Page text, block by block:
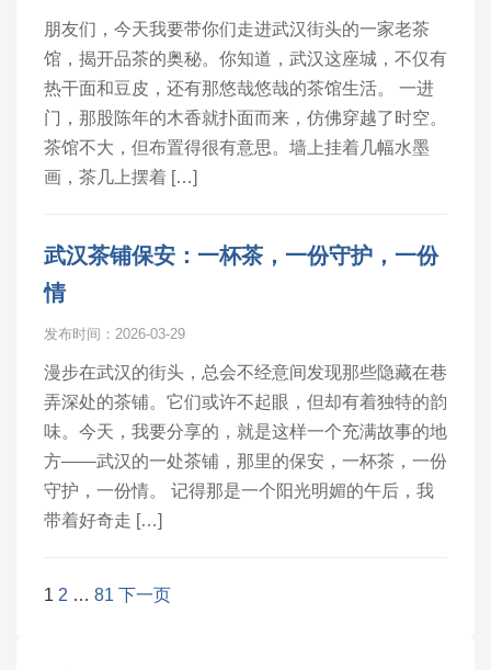
朋友们，今天我要带你们走进武汉街头的一家老茶
馆，揭开品茶的奥秘。你知道，武汉这座城，不仅有
热干面和豆皮，还有那悠哉悠哉的茶馆生活。 一进
门，那股陈年的木香就扑面而来，仿佛穿越了时空。
茶馆不大，但布置得很有意思。墙上挂着几幅水墨
画，茶几上摆着 […]
武汉茶铺保安：一杯茶，一份守护，一份
情
发布时间：2026-03-29
漫步在武汉的街头，总会不经意间发现那些隐藏在巷
弄深处的茶铺。它们或许不起眼，但却有着独特的韵
味。今天，我要分享的，就是这样一个充满故事的地
方——武汉的一处茶铺，那里的保安，一杯茶，一份
守护，一份情。 记得那是一个阳光明媚的午后，我
带着好奇走 […]
文
1 2 … 81 下一页